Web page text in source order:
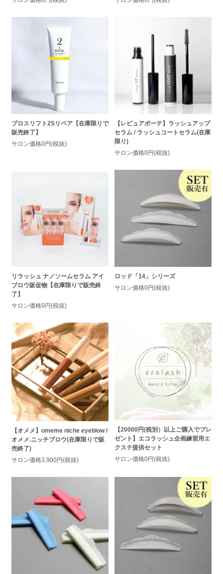
プロスリフト2Sリペア【在庫限りで
販売終了】
サロン価格0円(税抜)
【レピュアボーテ】ラッシュアップ
セラム / ラッシュコートセラム(在庫
限り)
サロン価格0円(税抜)
リラッシュ ナノソームセラム アイ
ブロウ販促物【在庫限りで販売終
了】
サロン価格0円(税抜)
ロッド「14」シリーズ
サロン価格0円(税抜)
【オメメ】omeme niche eyeblow /
オメメ.ニッチブロウ(在庫限りで販
売終了)
サロン価格3,900円(税抜)
【20000円(税別）以上ご購入でプレ
ゼント】エコラッシュ企画練習用エ
クステ提供セット
サロン価格0円(税抜)